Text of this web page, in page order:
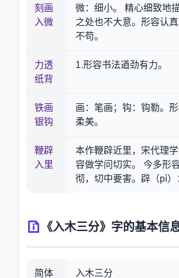
刻画
入微
微：细小。 精心细致地
之处也不大意。形容认
不苟。
力透
纸背
1.形容书法遒劲有力。
铁画
银钩
画：笔画；钩：钩勒。
柔美。
鞭辟
入里
本作鞭辟近里，宋代理
容做学问切实。 今多形
彻，切中要害。辟（pì）
《入木三分》字的基本信
简体 入木三分